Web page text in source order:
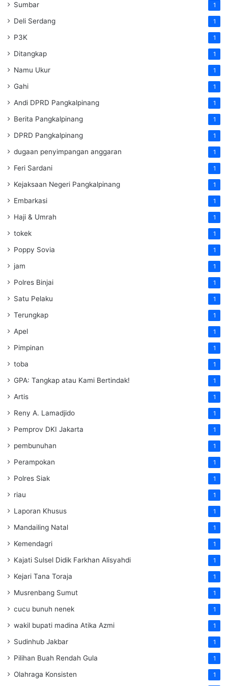
Sumbar 1
Deli Serdang 1
P3K 1
Ditangkap 1
Namu Ukur 1
Gahi 1
Andi DPRD Pangkalpinang 1
Berita Pangkalpinang 1
DPRD Pangkalpinang 1
dugaan penyimpangan anggaran 1
Feri Sardani 1
Kejaksaan Negeri Pangkalpinang 1
Embarkasi 1
Haji & Umrah 1
tokek 1
Poppy Sovia 1
jam 1
Polres Binjai 1
Satu Pelaku 1
Terungkap 1
Apel 1
Pimpinan 1
toba 1
GPA: Tangkap atau Kami Bertindak! 1
Artis 1
Reny A. Lamadjido 1
Pemprov DKI Jakarta 1
pembunuhan 1
Perampokan 1
Polres Siak 1
riau 1
Laporan Khusus 1
Mandailing Natal 1
Kemendagri 1
Kajati Sulsel Didik Farkhan Alisyahdi 1
Kejari Tana Toraja 1
Musrenbang Sumut 1
cucu bunuh nenek 1
wakil bupati madina Atika Azmi 1
Sudinhub Jakbar 1
Pilihan Buah Rendah Gula 1
Olahraga Konsisten 1